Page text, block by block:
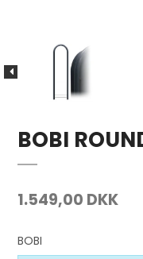
BOBI
1.549,00 DKK
BOBI